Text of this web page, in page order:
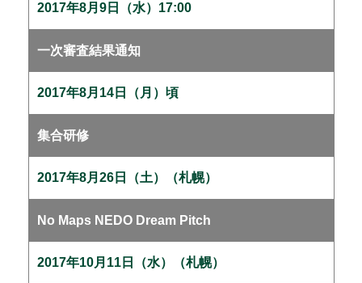
2017年8月9日（水）17:00
一次審査結果通知
2017年8月14日（月）頃
集合研修
2017年8月26日（土）（札幌）
No Maps NEDO Dream Pitch
2017年10月11日（水）（札幌）